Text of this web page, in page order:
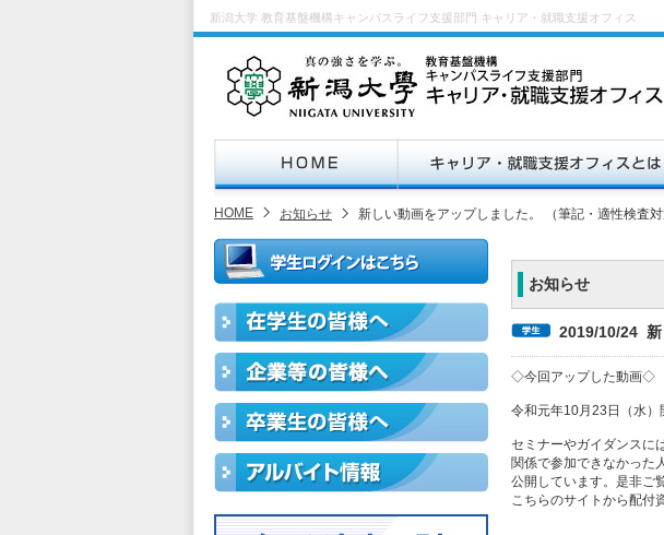
新潟大学 教育基盤機構キャンパスライフ支援部門 キャリア・就職支援オフィス
HOME お知らせ 新しい動画をアップしました。 （筆記・適性検査対
お知らせ
2019/10/24 新
◇今回アップした動画◇
令和元年10月23日（水）
セミナーやガイダンスに
関係で参加できなかった
公開しています。是非ご
こちらのサイトから配付